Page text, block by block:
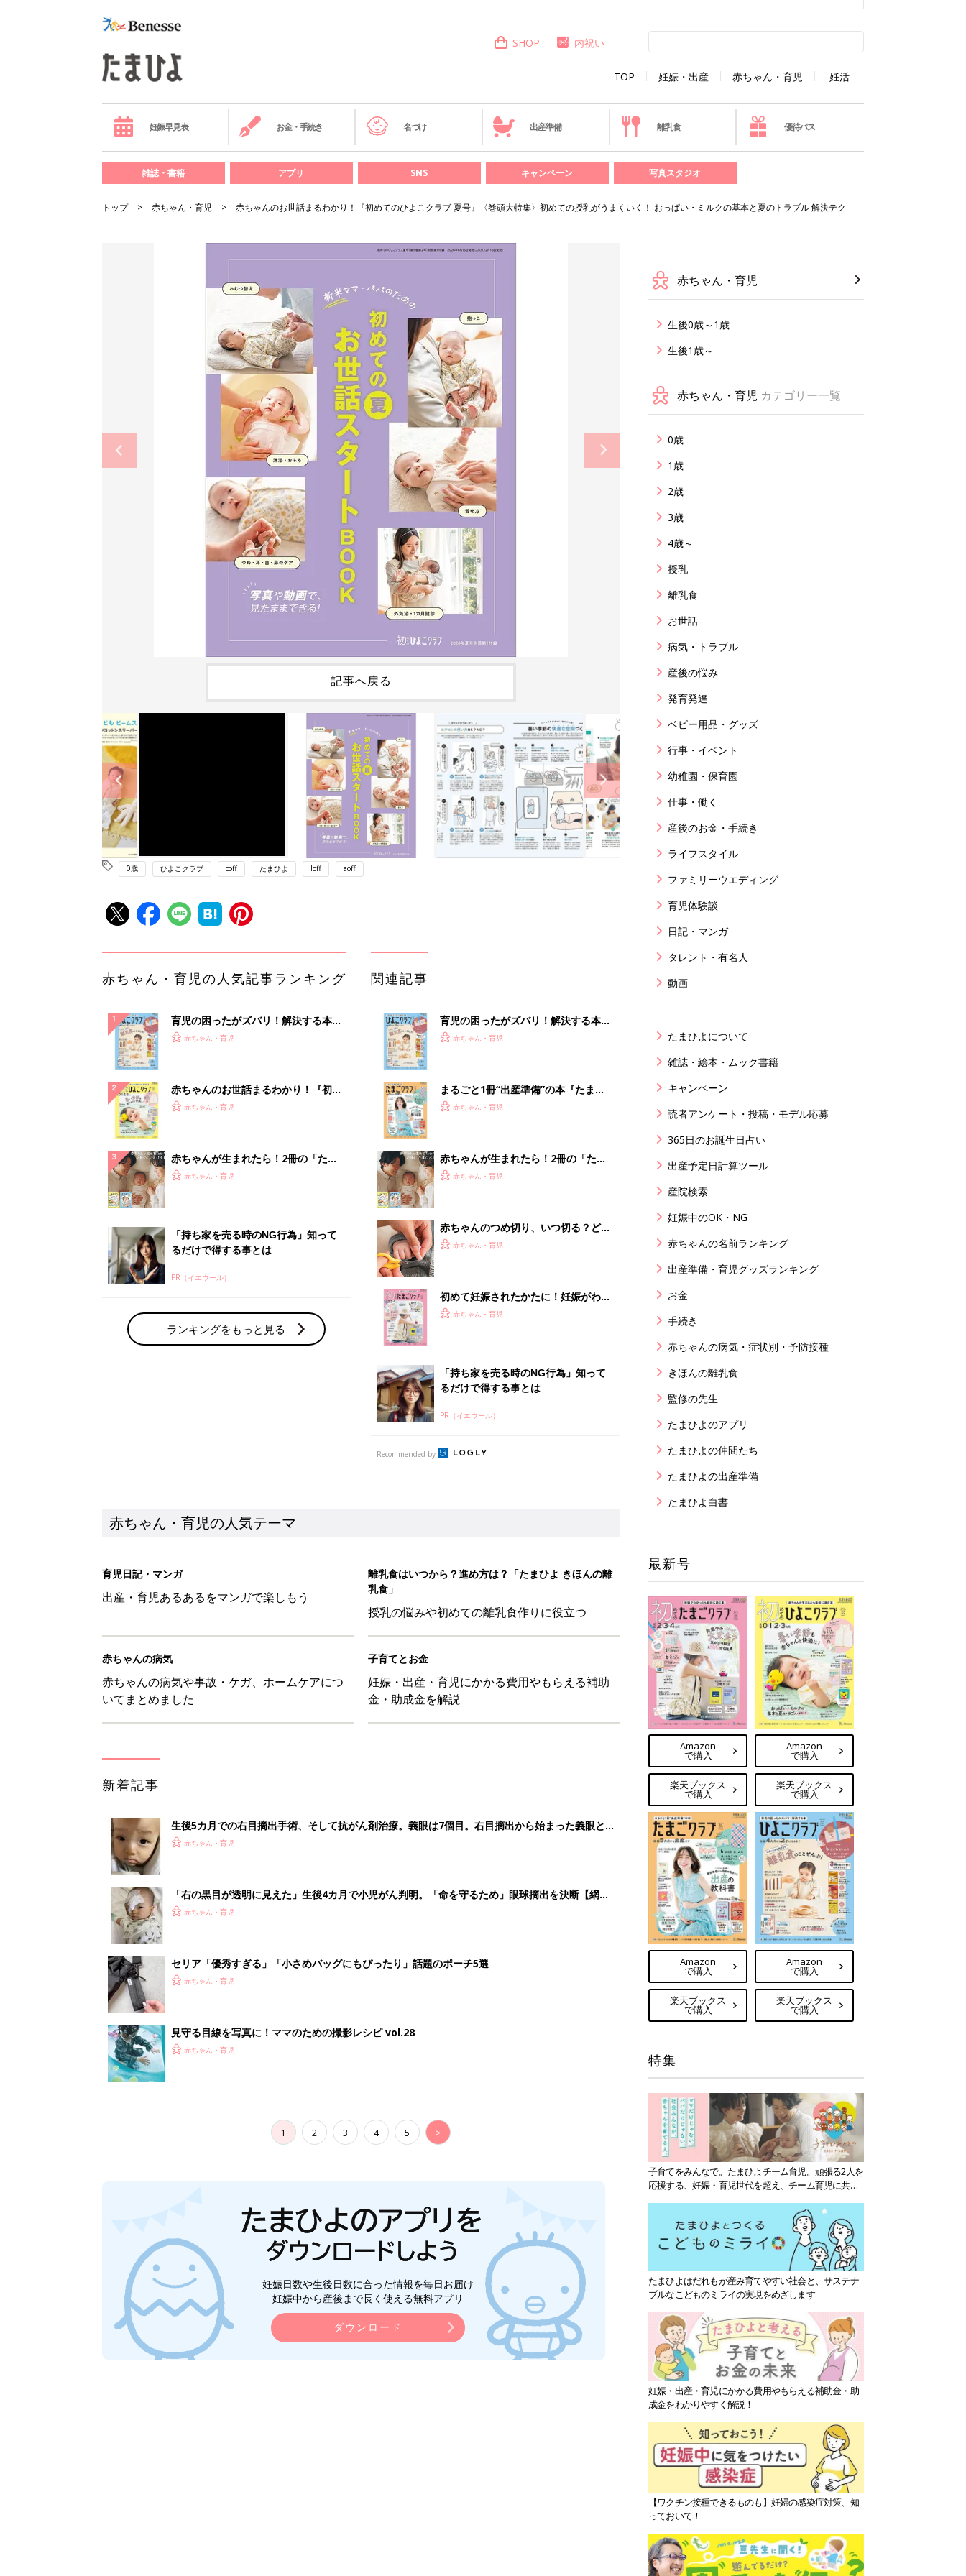
TOP 妊娠・出産 赤ちゃん・育児 妊活
SHOP 内祝い
妊娠早見表 お金・手続き 名づけ 出産準備 離乳食 優待パス
雑誌・書籍 アプリ SNS キャンペーン 写真スタジオ
トップ 赤ちゃん・育児 赤ちゃんのお世話まるわかり！『初めてのひよこクラブ 夏号』〈巻頭大特集〉初めての授乳がうまくいく！ おっぱい・ミルクの基本と夏のトラブル 解決テク
記事へ戻る
0歳 ひよこクラブ coff たまひよ loff aoff
赤ちゃん・育児の人気記事ランキング
育児の困ったがズバリ！解決する本
『ひよこクラブ 秋号』 4カ月～2才
赤ちゃん・育児
赤ちゃんのお世話まるわかり！『初め
てのひよこクラブ 夏号』〈巻頭大特
赤ちゃん・育児
赤ちゃんが生まれたら！2冊の「たま
ひよ」
赤ちゃん・育児
「持ち家を売る時のNG行為」知って
るだけで得する事とは
PR（イエウール）
ランキングをもっと見る
関連記事
育児の困ったがズバリ！解決する本
『ひよこクラブ 秋号』 4カ月～2才
赤ちゃん・育児
まるごと1冊“出産準備”の本『たまご
クラブ 夏号』〈スペシャル大特集〉
赤ちゃん・育児
赤ちゃんが生まれたら！2冊の「たま
ひよ」
赤ちゃん・育児
赤ちゃんのつめ切り、いつ切る？どう
切る？コツ＆やりがちNG2選【保健師
赤ちゃん・育児
初めて妊娠されたかたに！妊娠がわか
ったら最初に読む本『初めてのたまご
赤ちゃん・育児
「持ち家を売る時のNG行為」知って
るだけで得する事とは
PR（イエウール）
Recommended by
赤ちゃん・育児の人気テーマ
育児日記・マンガ
出産・育児あるあるをマンガで楽しもう
離乳食はいつから？進め方は？「たまひよ きほんの離
乳食」
授乳の悩みや初めての離乳食作りに役立つ
赤ちゃんの病気
赤ちゃんの病気や事故・ケガ、ホームケアにつ
いてまとめました
子育てとお金
妊娠・出産・育児にかかる費用やもらえる補助
金・助成金を解説
新着記事
生後5カ月での右目摘出手術、そして抗がん剤治療。義眼は7個目。右目摘出から始まった義眼と
の生活【網膜芽細胞腫】
赤ちゃん・育児
「右の黒目が透明に見えた」生後4カ月で小児がん判明。「命を守るため」眼球摘出を決断【網膜
芽細胞腫】
赤ちゃん・育児
セリア「優秀すぎる」「小さめバッグにもぴったり」話題のポーチ5選
赤ちゃん・育児
見守る目線を写真に！ママのための撮影レシピ vol.28
赤ちゃん・育児
1 2 3 4 5 >
妊娠日数や生後日数に合った情報を毎日お届け
妊娠中から産後まで長く使える無料アプリ
ダウンロード
赤ちゃん・育児
生後0歳～1歳
生後1歳～
赤ちゃん・育児 カテゴリー一覧
0歳
1歳
2歳
3歳
4歳～
授乳
離乳食
お世話
病気・トラブル
産後の悩み
発育発達
ベビー用品・グッズ
行事・イベント
幼稚園・保育園
仕事・働く
産後のお金・手続き
ライフスタイル
ファミリーウエディング
育児体験談
日記・マンガ
タレント・有名人
動画
たまひよについて
雑誌・絵本・ムック書籍
キャンペーン
読者アンケート・投稿・モデル応募
365日のお誕生日占い
出産予定日計算ツール
産院検索
妊娠中のOK・NG
赤ちゃんの名前ランキング
出産準備・育児グッズランキング
お金
手続き
赤ちゃんの病気・症状別・予防接種
きほんの離乳食
監修の先生
たまひよのアプリ
たまひよの仲間たち
たまひよの出産準備
たまひよ白書
最新号
Amazon
で購入
楽天ブックス
で購入
Amazon
で購入
楽天ブックス
で購入
Amazon
で購入
楽天ブックス
で購入
Amazon
で購入
楽天ブックス
で購入
特集
子育てをみんなで。たまひよチーム育児。頑張る2人を
応援する、妊娠・育児世代を超え、チーム育児に共感
たまひよはだれもが産み育てやすい社会と、サステナ
ブルなこどものミライの実現をめざします
妊娠・出産・育児にかかる費用やもらえる補助金・助
成金をわかりやすく解説！
【ワクチン接種できるものも】妊婦の感染症対策、知
っておいて！